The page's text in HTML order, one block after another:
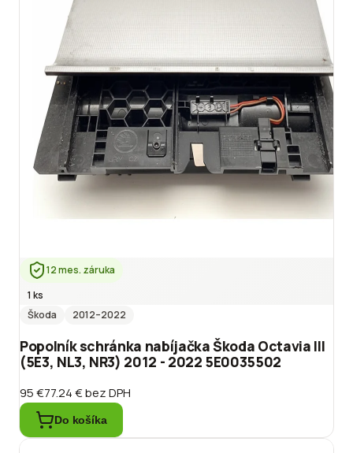
12 mes. záruka
1 ks
Škoda
2012–2022
Popolník schránka nabíjačka Škoda Octavia III
(5E3, NL3, NR3) 2012 - 2022 5E0035502
95 €77.24 €bez DPH
Do košíka